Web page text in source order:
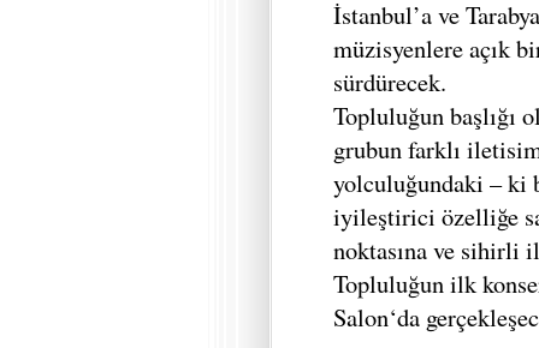
İstanbul’a ve
müzisyenlere açık
sürdürecek.
Topluluğun başlığı
grubun farklı
yolculuğundaki – ki
iyileştirici özelliğe
noktasına ve sihirli
Topluluğun ilk
Salon‘da